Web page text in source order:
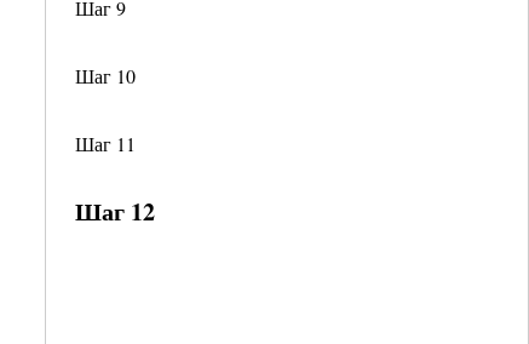
Шаг 9
Шаг 10
Шаг 11
Шаг 12